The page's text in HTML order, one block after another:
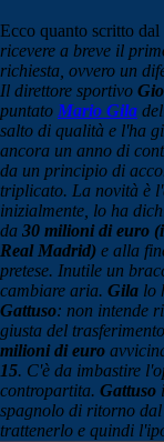
Ecco quanto scritto
ricevere a breve il
richiesta, ovvero un
Il direttore sportivo
puntato Mario Gila
salto di qualità e l'ha
ancora un anno di
da un principio di
triplicato. La novità è
inizialmente, lo ha
da 30 milioni di euro
Real Madrid) e alla
pretese. Inutile un
cambiare aria. Gila lo
Gattuso: non intende
giusta del
milioni di euro
15. C'è da imbastire
contropartita. Gattuso
spagnolo di ritorno
trattenerlo e quindi